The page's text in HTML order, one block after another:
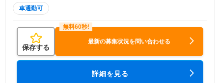
車通勤可
保存する
最新の募集状況を問い合わせる
詳細を見る